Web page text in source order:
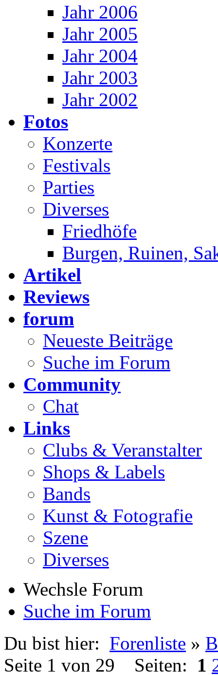
Jahr 2006
Jahr 2005
Jahr 2004
Jahr 2003
Jahr 2002
Fotos
Konzerte
Festivals
Parties
Diverses
Friedhöfe
Burgen, Ruinen,
Artikel
Reviews
forum
Neueste Beiträge
Suche im Forum
Community
Chat
Links
Clubs & Veranstalter
Shops & Labels
Bands
Kunst & Fotografie
Szene
Diverses
Wechsle Forum
Suche im Forum
Du bist hier: Forenliste »
Seite 1 von 29 Seiten: 1